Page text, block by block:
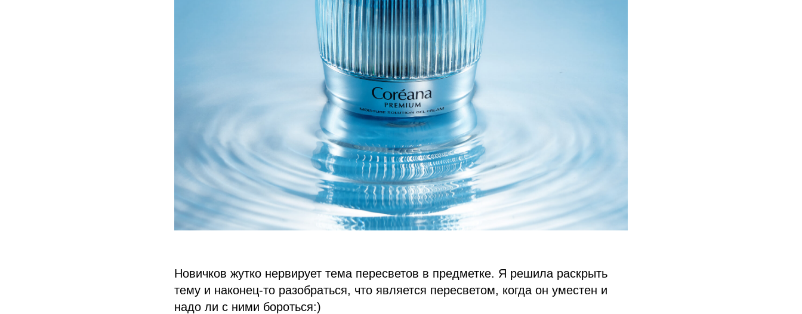
Новичков жутко нервирует тема пересветов в предметке. Я решила раскрыть
тему и наконец-то разобраться, что является пересветом, когда он уместен и
надо ли с ними бороться:)